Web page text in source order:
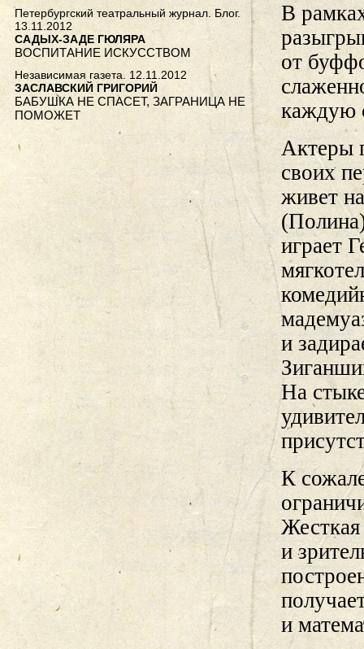
В
от
каждую
Актеры
своих
живет
играет
и
На
К
Жесткая
и
и
Петербургский театральный журнал. Блог.
13.11.2012
САДЫХ-ЗАДЕ ГЮЛЯРА
ВОСПИТАНИЕ ИСКУССТВОМ
Независимая газета. 12.11.2012
ЗАСЛАВСКИЙ ГРИГОРИЙ
БАБУШКА НЕ СПАСЕТ, ЗАГРАНИЦА НЕ
ПОМОЖЕТ